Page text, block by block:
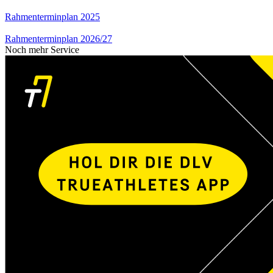
Rahmenterminplan 2025
Rahmenterminplan 2026/27
Noch mehr Service